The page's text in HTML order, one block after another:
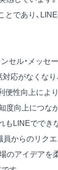
であり、
セル・メッセ
対応がなくな
便性向上によ
度向上につな
もLINEででき
からのリクエ
のアイデアを